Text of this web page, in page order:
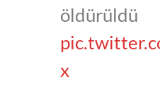
öldürüldü
x